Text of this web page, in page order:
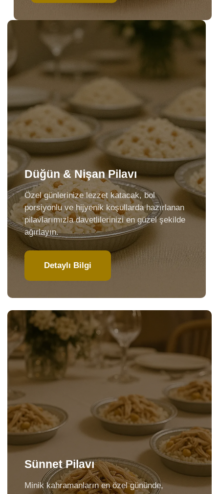
Düğün & Nişan Pilavı
Özel günlerinize lezzet katacak, bol
porsiyonlu ve hijyenik koşullarda hazırlanan
pilavlarımızla davetlilerinizi en güzel şekilde
ağırlayın.
Detaylı Bilgi
Sünnet Pilavı
Minik kahramanların en özel gününde,